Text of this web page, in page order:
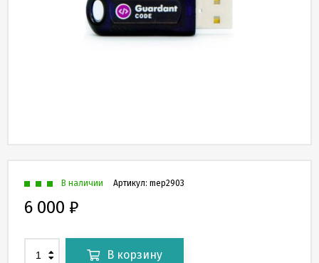
Артикул: mep2903
В наличии
6 000 ₽
В корзину